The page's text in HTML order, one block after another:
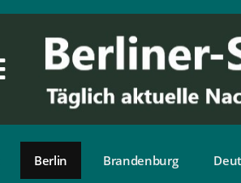
Berlin Brandenburg